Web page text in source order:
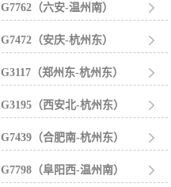
G7762（六安-温州南） 
G7472（安庆-杭州东） 
G3117（郑州东-杭州东） 
G3195（西安北-杭州东） 
G7439（合肥南-杭州东） 
G7798（阜阳西-温州南） 